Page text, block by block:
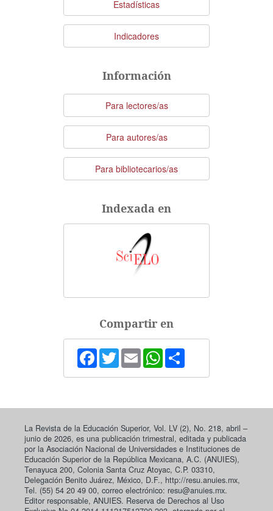
Estadísticas
Indicadores
Información
Para lectores/as
Para autores/as
Para bibliotecarios/as
Indexada en
Compartir en
Facebook
TwitterEmail WhatsApp
La Revista de la Educación Superior, Vol. LV (2), No. 218, abril –
junio de 2026, es una publicación trimestral, editada y publicada
por la Asociación Nacional de Universidades e Instituciones de
Educación Superior de la República Mexicana, A.C. (ANUIES),
Tenayuca 200, Colonia Santa Cruz Atoyac, C.P. 03310,
Delegación Benito Juárez, México, D.F., http://resu.anuies.mx,
Tel. (55) 54 20 49 00, correo electrónico: resu@anuies.mx.
Editor responsable, ANUIES. Reserva de Derechos al Uso